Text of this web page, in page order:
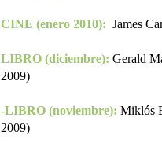
CINE (enero 2010): James
LIBRO (diciembre): Gerald
2009)
-LIBRO (noviembre): Miklós
2009)